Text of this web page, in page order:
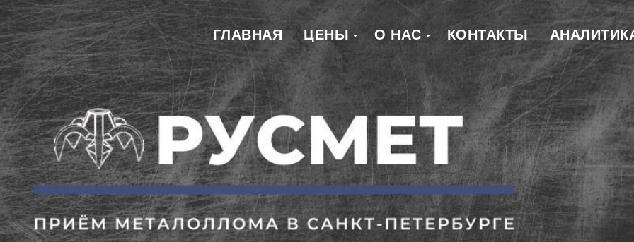
ГЛАВНАЯ ЦЕНЫ О НАС КОНТАКТЫ